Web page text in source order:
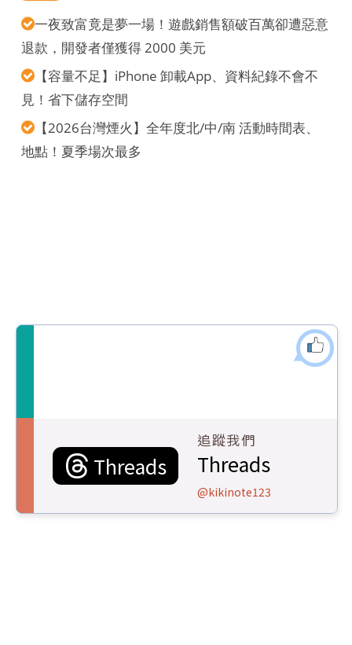
一夜致富竟是夢一場！遊戲銷售額破百萬卻遭惡意
退款，開發者僅獲得 2000 美元
【容量不足】iPhone 卸載App、資料紀錄不會不
見！省下儲存空間
【2026台灣煙火】全年度北/中/南 活動時間表、
地點！夏季場次最多
Threads
追蹤我們
Threads
@kikinote123